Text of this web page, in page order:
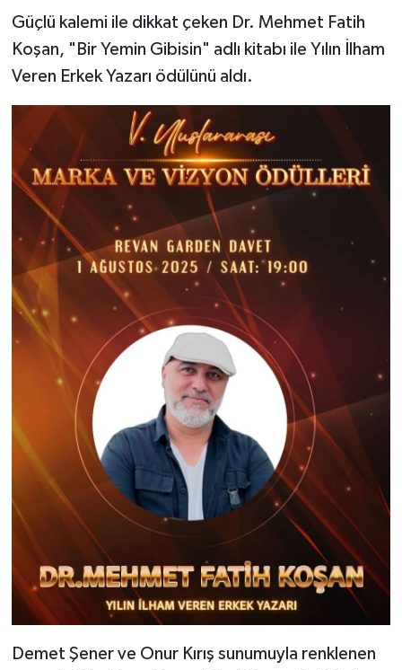
Güçlü kalemi ile dikkat çeken Dr. Mehmet Fatih
Koşan, "Bir Yemin Gibisin" adlı kitabı ile Yılın İlham
Veren Erkek Yazarı ödülünü aldı.
Demet Şener ve Onur Kırış sunumuyla renklenen